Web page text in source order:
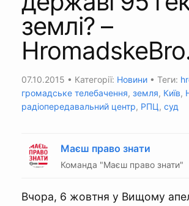
землі? –
07.10.2015 • Категорії: Новини • Теги:
громадське телебачення, земля, Київ,
радіопередавальний центр, РПЦ, суд
Маєш право знати
Команда "Маєш право знати"
Вчора, 6 жовтня у Вищому